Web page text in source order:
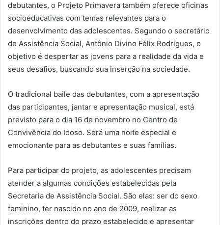
debutantes, o Projeto Primavera também oferece oficinas
socioeducativas com temas relevantes para o
desenvolvimento das adolescentes. Segundo o secretário
de Assistência Social, Antônio Divino Félix Rodrigues, o
objetivo é despertar as jovens para a realidade da vida e
seus desafios, buscando sua inserção na sociedade.
O tradicional baile das debutantes, com a apresentação
das participantes, jantar e apresentação musical, está
previsto para o dia 16 de novembro no Centro de
Convivência do Idoso. Será uma noite especial e
emocionante para as debutantes e suas famílias.
Para participar do projeto, as adolescentes precisam
atender a algumas condições estabelecidas pela
Secretaria de Assistência Social. São elas: ser do sexo
feminino, ter nascido no ano de 2009, realizar as
inscrições dentro do prazo estabelecido e apresentar